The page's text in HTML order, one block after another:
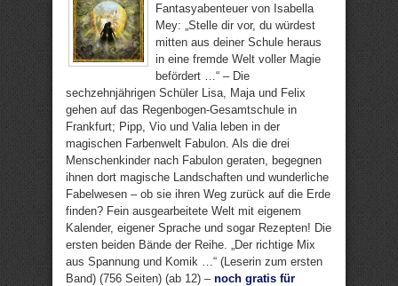
Fantasyabenteuer von Isabella
Mey: „Stelle dir vor, du würdest
mitten aus deiner Schule heraus
in eine fremde Welt voller Magie
befördert …“ – Die
sechzehnjährigen Schüler Lisa, Maja und Felix
gehen auf das Regenbogen-Gesamtschule in
Frankfurt; Pipp, Vio und Valia leben in der
magischen Farbenwelt Fabulon. Als die drei
Menschenkinder nach Fabulon geraten, begegnen
ihnen dort magische Landschaften und wunderliche
Fabelwesen – ob sie ihren Weg zurück auf die Erde
finden? Fein ausgearbeitete Welt mit eigenem
Kalender, eigener Sprache und sogar Rezepten! Die
ersten beiden Bände der Reihe. „Der richtige Mix
aus Spannung und Komik …“ (Leserin zum ersten
Band) (756 Seiten) (ab 12) – noch gratis für